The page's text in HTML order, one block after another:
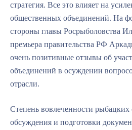
стратегия. Все это влияет на
общественных объединений. На
стороны главы Росрыболовства
премьера правительства РФ
очень позитивные отзывы об
объединений в осуждении
отрасли.
Степень вовлеченности
обсуждения и подготовки